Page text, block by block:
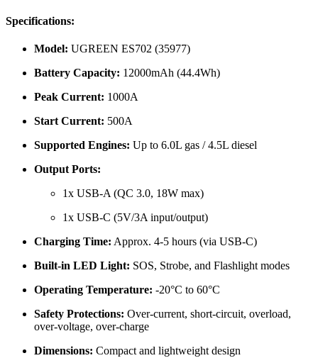
Specifications:
Model: UGREEN ES702 (35977)
Battery Capacity: 12000mAh (44.4Wh)
Peak Current: 1000A
Start Current: 500A
Supported Engines: Up to 6.0L gas / 4.5L diesel
Output Ports:
1x USB-A (QC 3.0, 18W max)
1x USB-C (5V/3A input/output)
Charging Time: Approx. 4-5 hours (via USB-C)
Built-in LED Light: SOS, Strobe, and Flashlight modes
Operating Temperature: -20°C to 60°C
Safety Protections: Over-current, short-circuit, overload,
over-voltage, over-charge
Dimensions: Compact and lightweight design